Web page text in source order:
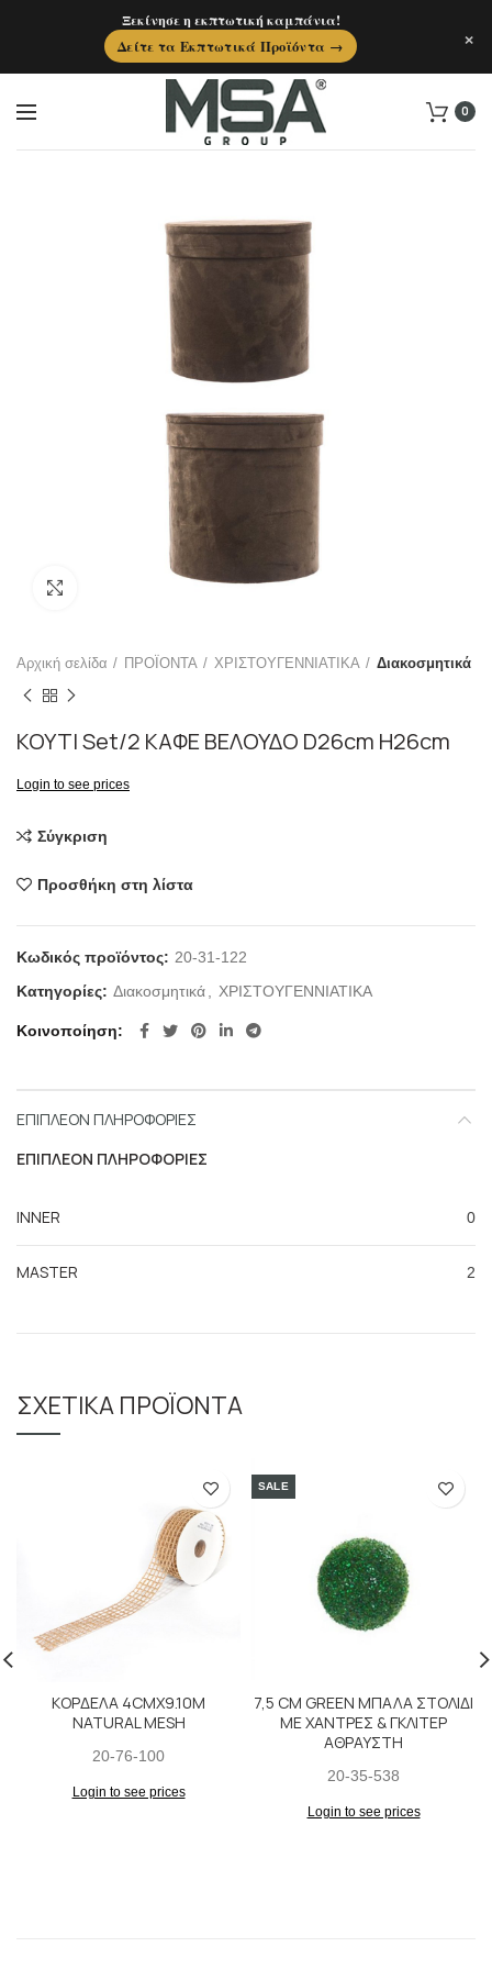
0
Αρχική σελίδα ΠΡΟΪΟΝΤΑ ΧΡΙΣΤΟΥΓΕΝΝΙΑΤΙΚΑ Διακοσμητικά
ΚΟΥΤΙ Set/2 ΚΑΦΕ ΒΕΛΟΥΔΟ D26cm H26cm
Login to see prices
Σύγκριση
Προσθήκη στη λίστα
Κωδικός προϊόντος: 20-31-122
Κατηγορίες: Διακοσμητικά ΧΡΙΣΤΟΥΓΕΝΝΙΑΤΙΚΑ
Κοινοποίηση
ΕΠΙΠΛΈΟΝ ΠΛΗΡΟΦΟΡΊΕΣ
ΕΠΙΠΛΈΟΝ ΠΛΗΡΟΦΟΡΊΕΣ
INNER 0
MASTER 2
ΣΧΕΤΙΚΆ ΠΡΟΪΌΝΤΑ
ΚΟΡΔΕΛΑ 4CMX9.10M
NATURAL MESH
20-76-100
Login to see prices
SALE
7,5 CM GREEN ΜΠΑΛΑ ΣΤΟΛΙΔΙ
ΜΕ ΧΑΝΤΡΕΣ & ΓΚΛΙΤΕΡ
ΑΘΡΑΥΣΤΗ
20-35-538
Login to see prices
Ξεκίνησε η εκπτωτική καμπάνια!
Δείτε τα Εκπτωτικά Προϊόντα →
×